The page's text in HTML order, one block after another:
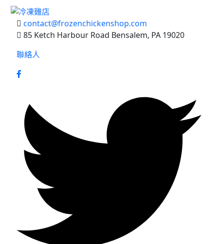
contact@frozenchickenshop.com
85 Ketch Harbour Road Bensalem, PA 19020
聯絡人